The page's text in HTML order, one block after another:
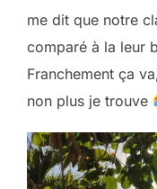
me dit que notre
comparé à la leur
Franchement ça
non plus je trouve